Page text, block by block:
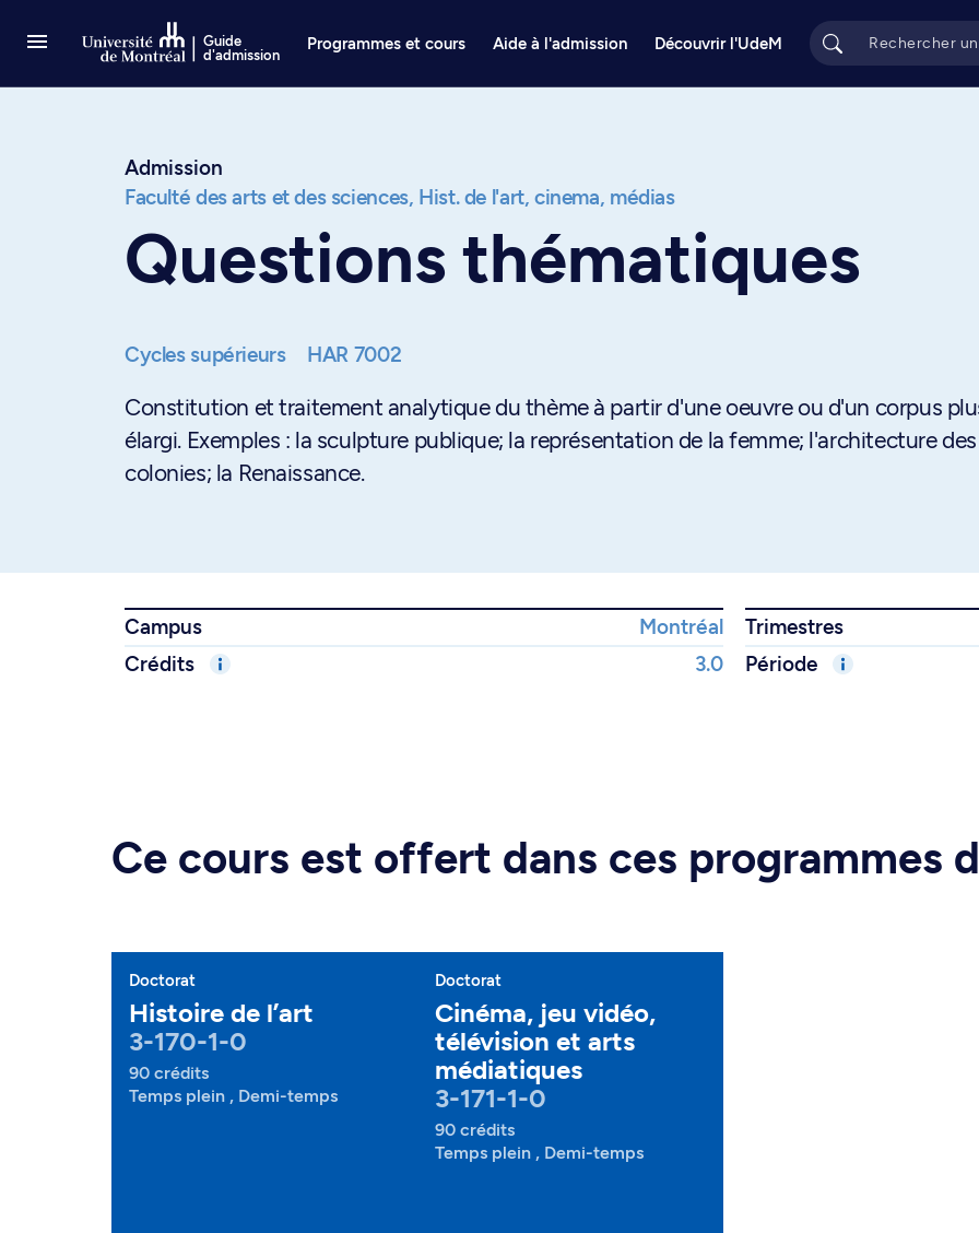
Guide
d'admission
Programmes et cours Aide à l'admission Découvrir l'UdeM
Admission
Faculté des arts et des sciences, Hist. de l'art, cinema, médias
Questions thématiques
Cycles supérieurs HAR 7002
Constitution et traitement analytique du thème à partir d'une oeuvre ou d'un corpus
élargi. Exemples : la sculpture publique; la représentation de la femme; l'architecture des
colonies; la Renaissance.
Campus Montréal
Trimestres
Crédits
3.0 Période
Ce cours est offert dans ces programmes
Doctorat
Histoire de l’art
3-170-1-0
90 crédits
Temps plein , Demi-temps
Doctorat
Cinéma, jeu vidéo,
télévision et arts
médiatiques
3-171-1-0
90 crédits
Temps plein , Demi-temps